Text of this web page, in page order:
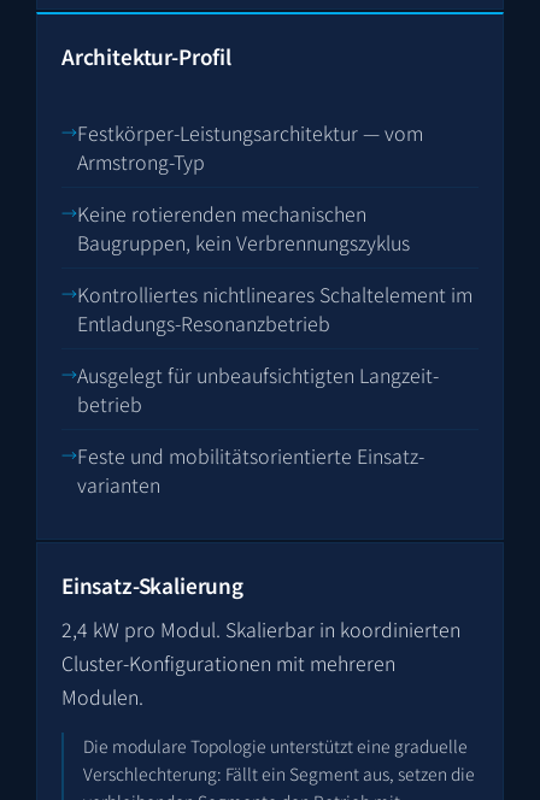
Architektur-Profil
Festkörper-Leistungsarchitektur — vom
Armstrong-Typ
Keine rotierenden mechanischen
Baugruppen, kein Verbrennungs­zyklus
Kontrolliertes nichtlineares Schaltelement im
Entladungs-Resonanzbetrieb
Ausgelegt für unbeaufsichtigten Langzeit­
betrieb
Feste und mobilitätsorientierte Einsatz­
varianten
Einsatz-Skalierung
2,4 kW pro Modul. Skalierbar in koordinierten
Cluster-Konfigurationen mit mehreren
Modulen.
Die modulare Topologie unterstützt eine graduelle
Verschlechterung: Fällt ein Segment aus, setzen die